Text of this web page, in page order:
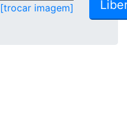
[trocar imagem]